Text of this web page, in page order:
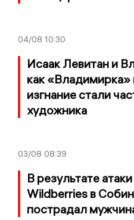
04/08 10:30
Исаак Левитан и
как
изгнание стали
художника
03/08 08:39
В результате
Wildberries в
пострадал